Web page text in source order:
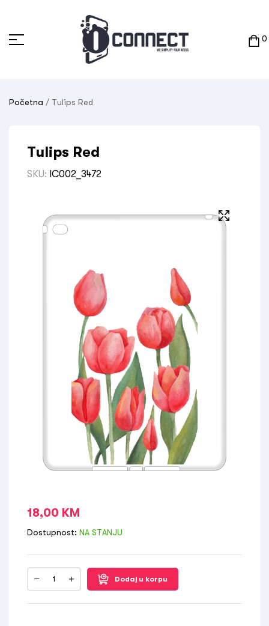
0
Početna / Tulips Red
Tulips Red
SKU: IC002_3472
18,00 KM
Dostupnost: NA STANJU
Dodaj u korpu